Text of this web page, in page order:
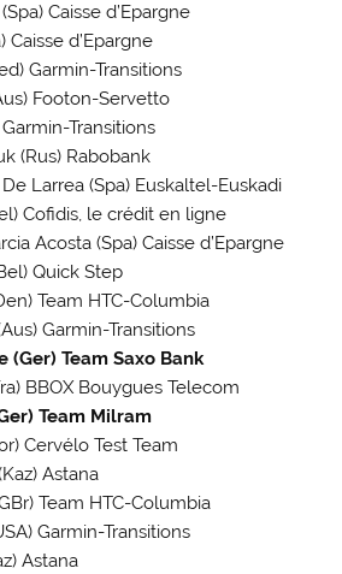
Caisse d’Epargne
Caisse d’Epargne
Garmin-Transitions
Footon-Servetto
Transitions
(Rus) Rabobank
Larrea (Spa) Euskaltel-Euskadi
Cofidis, le crédit en ligne
Acosta (Spa) Caisse d’Epargne
Quick Step
Team HTC-Columbia
Garmin-Transitions
(Ger) Team Saxo Bank
BBOX Bouygues Telecom
Team Milram
Cervélo Test Team
Astana
Team HTC-Columbia
Garmin-Transitions
Astana